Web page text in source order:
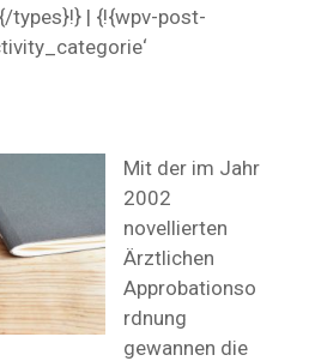
types}!} | {!{wpv-post-
Mit der im Jahr
2002
novellierten
Ärztlichen
Approbationso
rdnung
gewannen die